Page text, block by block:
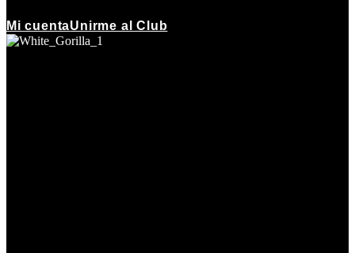
Mi cuentaUnirme al Club